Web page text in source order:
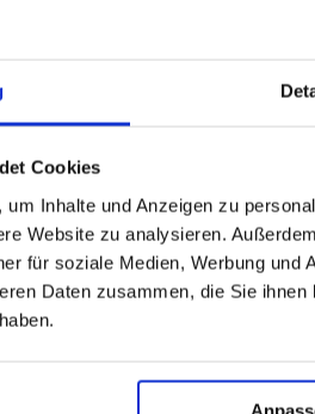
Cookies
Inhalte und Anzeigen zu
Website zu analysieren.
für soziale Medien, Werbung
Daten zusammen, die Sie
575 Zuidoost-Azië